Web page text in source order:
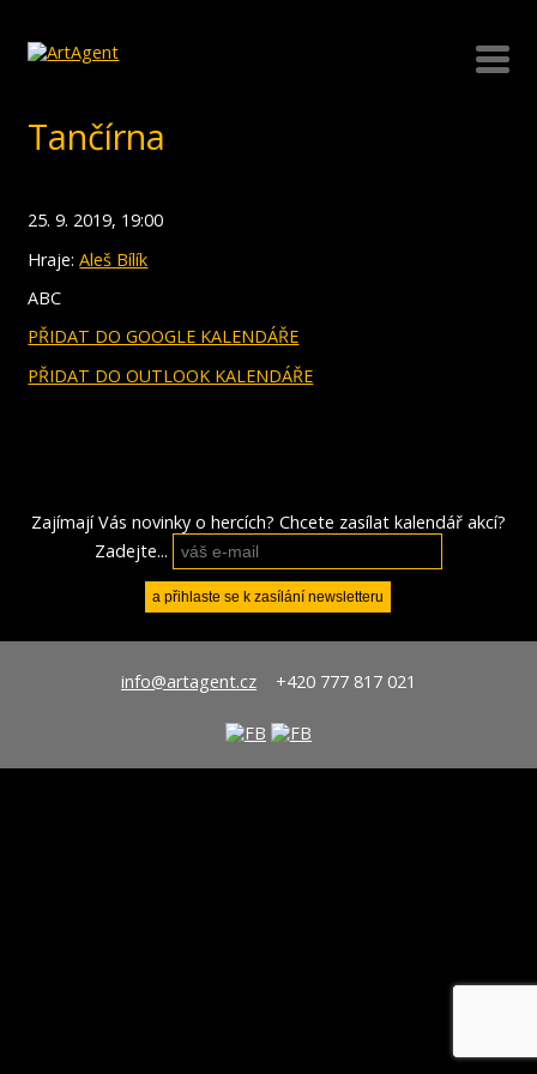
Tančírna
25. 9. 2019, 19:00
Hraje:Aleš Bílík
ABC
PŘIDAT DO GOOGLE KALENDÁŘE
PŘIDAT DO OUTLOOK KALENDÁŘE
Zajímají Vás novinky o hercích? Chcete zasílat kalendář akcí?
Zadejte...
info@artagent.cz+420 777 817 021